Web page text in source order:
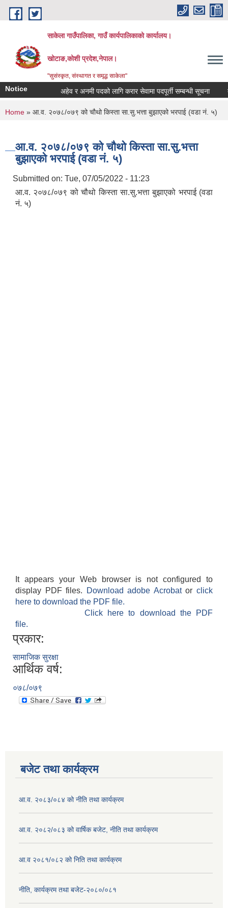
Skip to main content
साकेला गाउँपालिका, गाउँ कार्यपालिकाको कार्यालय।
खोटाङ,कोशी प्रदेश,नेपाल।
"सुसंस्कृत, संस्थागत र समृद्ध साकेला"
Notice अहेव र अनमी पदको लागि करार सेवामा पदपूर्ती सम्बन्धी सूचना
You are here
Home » आ.व. २०७८/०७९ को चौथो किस्ता सा.सु.भत्ता बुझाएको भरपाई (वडा नं. ५)
आ.व. २०७८/०७९ को चौथो किस्ता सा.सु.भत्ता
बुझाएको भरपाई (वडा नं. ५)
Submitted on: Tue, 07/05/2022 - 11:23
आ.व. २०७८/०७९ को चौथो किस्ता सा.सु.भत्ता बुझाएको भरपाई (वडा
नं. ५)
It appears your Web browser is not configured to
display PDF files.
Download adobe Acrobatorclick
here to download the PDF file.
Click here to download the PDF
file.
प्रकार:
सामाजिक सुरक्षा
आर्थिक वर्ष:
०७८/०७९
बजेट तथा कार्यक्रम
आ.व. २०८३/०८४ को नीति तथा कार्यक्रम
आ.व. २०८२/०८३ को वार्षिक बजेट, नीति तथा कार्यक्रम
आ.व २०८१/०८२ को निति तथा कार्यक्रम
नीति, कार्यक्रम तथा बजेट-२०८०/०८१